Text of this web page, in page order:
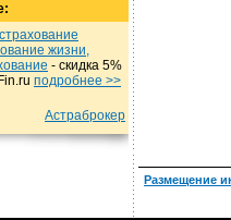
жизни,
- cкидка 5%
подробнеe >>
Астраброкер
Размещение